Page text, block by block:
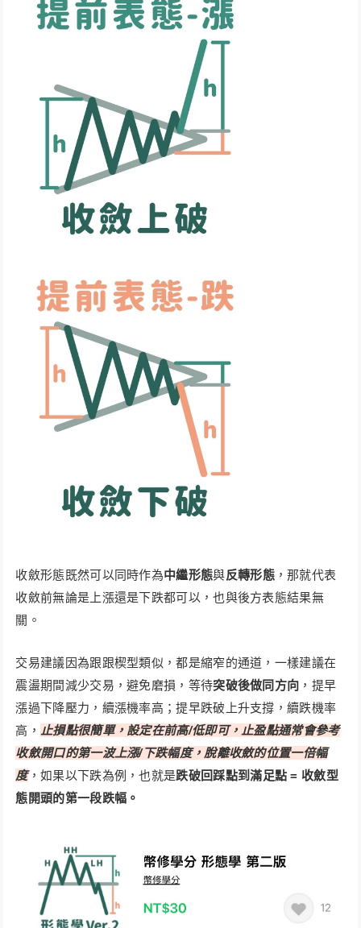
收斂形態既然可以同時作為中繼形態與反轉形態，那就代表
收斂前無論是上漲還是下跌都可以，也與後方表態結果無
關。
交易建議因為跟跟楔型類似，都是縮窄的通道，一樣建議在
震盪期間減少交易，避免磨損，等待突破後做同方向 ，提早
漲過下降壓力，續漲機率高；提早跌破上升支撐，續跌機率
高， 止損點很簡單，設定在前高/低即可，止盈點通常會參考
收斂開口的第一波上漲/下跌幅度，脫離收斂的位置一倍幅
度，如果以下跌為例，也就是跌破回踩點到滿足點 = 收斂型
態開頭的第一段跌幅。